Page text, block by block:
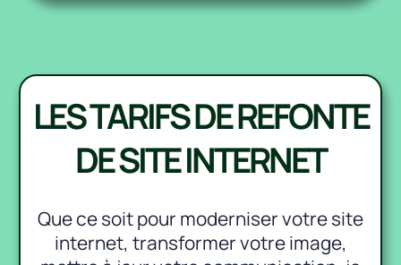
LES TARIFS DE REFONTE
DE SITE INTERNET
Que ce soit pour moderniser votre site
internet, transformer votre image,